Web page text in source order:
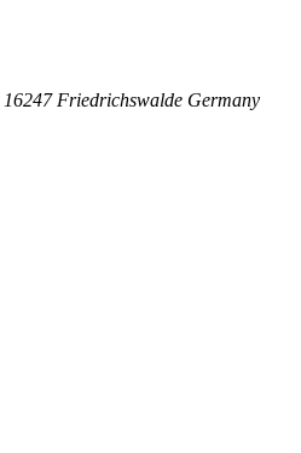
16247 Friedrichswalde Germany